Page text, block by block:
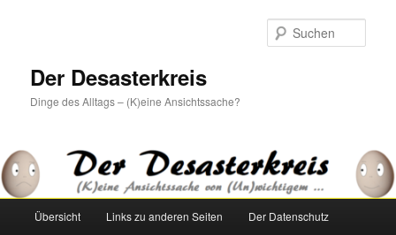
Der Desasterkreis
Dinge des Alltags – (K)eine Ansichtssache?
HauptmenüÜbersicht Links zu anderen Seiten Der Datenschutz